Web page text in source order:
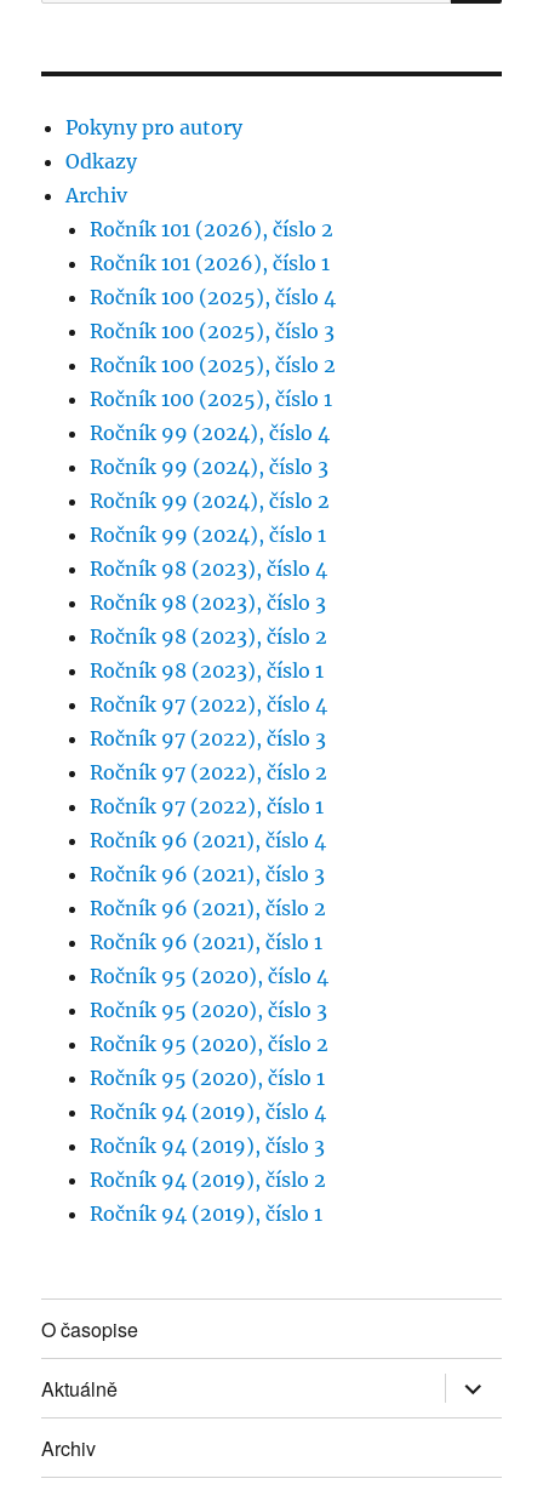
Pokyny pro autory
Odkazy
Archiv
Ročník 101 (2026), číslo 2
Ročník 101 (2026), číslo 1
Ročník 100 (2025), číslo 4
Ročník 100 (2025), číslo 3
Ročník 100 (2025), číslo 2
Ročník 100 (2025), číslo 1
Ročník 99 (2024), číslo 4
Ročník 99 (2024), číslo 3
Ročník 99 (2024), číslo 2
Ročník 99 (2024), číslo 1
Ročník 98 (2023), číslo 4
Ročník 98 (2023), číslo 3
Ročník 98 (2023), číslo 2
Ročník 98 (2023), číslo 1
Ročník 97 (2022), číslo 4
Ročník 97 (2022), číslo 3
Ročník 97 (2022), číslo 2
Ročník 97 (2022), číslo 1
Ročník 96 (2021), číslo 4
Ročník 96 (2021), číslo 3
Ročník 96 (2021), číslo 2
Ročník 96 (2021), číslo 1
Ročník 95 (2020), číslo 4
Ročník 95 (2020), číslo 3
Ročník 95 (2020), číslo 2
Ročník 95 (2020), číslo 1
Ročník 94 (2019), číslo 4
Ročník 94 (2019), číslo 3
Ročník 94 (2019), číslo 2
Ročník 94 (2019), číslo 1
O časopise
Aktuálně Zobrazit
položky
Archiv